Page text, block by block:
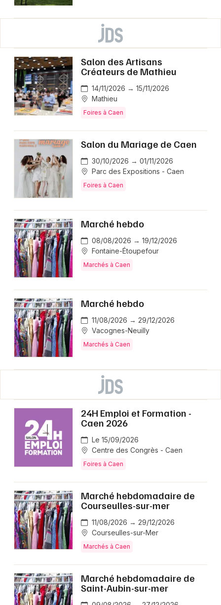
Salon des Artisans
Créateurs de Mathieu
14/11/2026 → 15/11/2026
Mathieu
Foires à Caen
Salon du Mariage de Caen
30/10/2026 → 01/11/2026
Parc des Expositions - Caen
Foires à Caen
Marché hebdo
08/08/2026 → 19/12/2026
Fontaine-Étoupefour
Marchés à Caen
Marché hebdo
11/08/2026 → 29/12/2026
Vacognes-Neuilly
Marchés à Caen
24H Emploi et Formation -
Caen 2026
Le 15/09/2026
Centre des Congrès - Caen
Foires à Caen
Marché hebdomadaire de
Courseulles-sur-mer
11/08/2026 → 29/12/2026
Courseulles-sur-Mer
Marchés à Caen
Marché hebdomadaire de
Saint-Aubin-sur-mer